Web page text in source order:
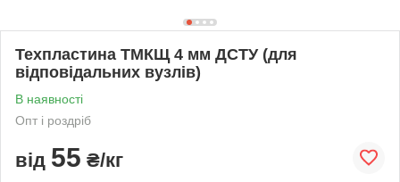
Техпластина ТМКЩ 4 мм ДСТУ (для
відповідальних вузлів)
В наявності
Опт і роздріб
від 55 ₴/кг